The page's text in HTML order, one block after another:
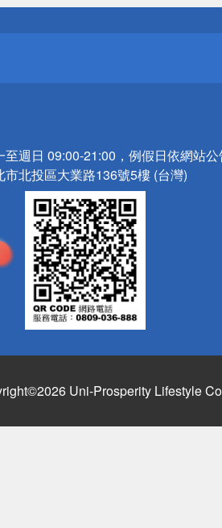
至週日 09:00-21:00，例假日依網站
市北投區大業路136號5樓 (台灣)
Uni-Prosperity Lifestyle